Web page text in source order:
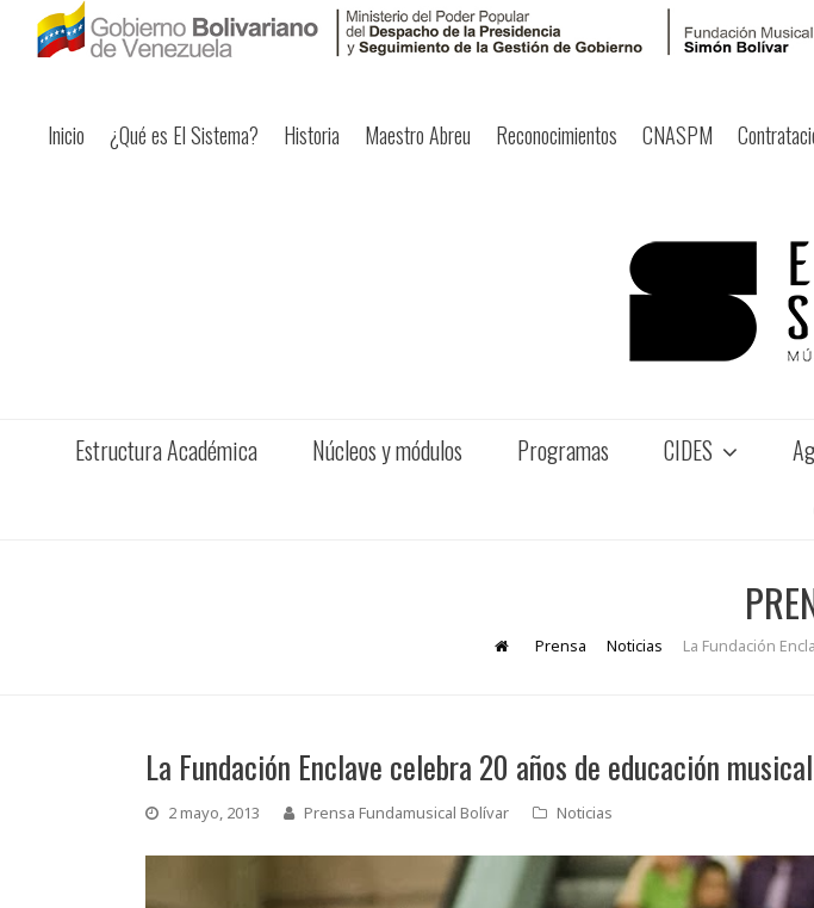
Inicio ¿Qué es El Sistema? Historia Maestro Abreu Reconocimientos CNASPM
Estructura Académica Núcleos y módulos Programas CIDES
Prensa Noticias La Fundación
La Fundación Enclave celebra 20 años de educación musical
2 mayo, 2013 Prensa Fundamusical Bolívar Noticias